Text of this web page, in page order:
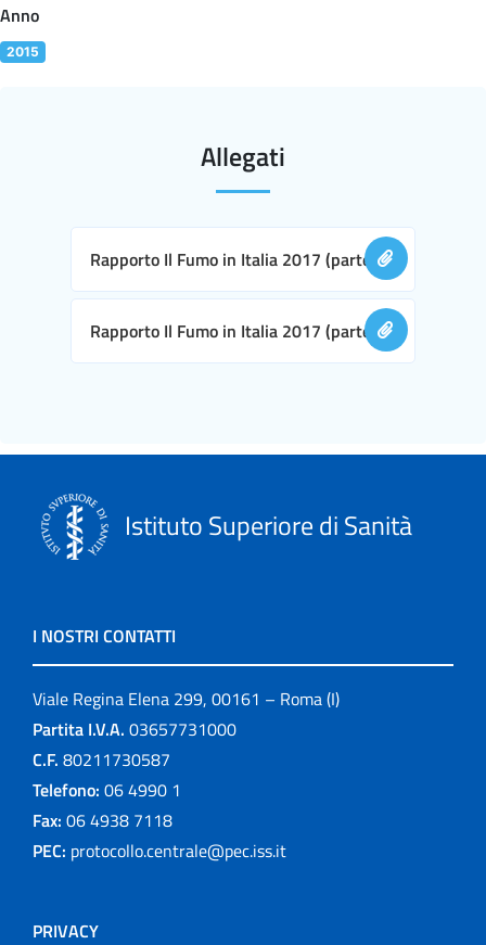
Anno
2015
Allegati
Rapporto Il Fumo in Italia 2017 (parte I)
Rapporto Il Fumo in Italia 2017 (parte II)
Istituto Superiore di Sanità
I NOSTRI CONTATTI
Viale Regina Elena 299, 00161 – Roma (I)
Partita I.V.A. 03657731000
C.F. 80211730587
Telefono: 06 4990 1
Fax: 06 4938 7118
PEC: protocollo.centrale@pec.iss.it
PRIVACY